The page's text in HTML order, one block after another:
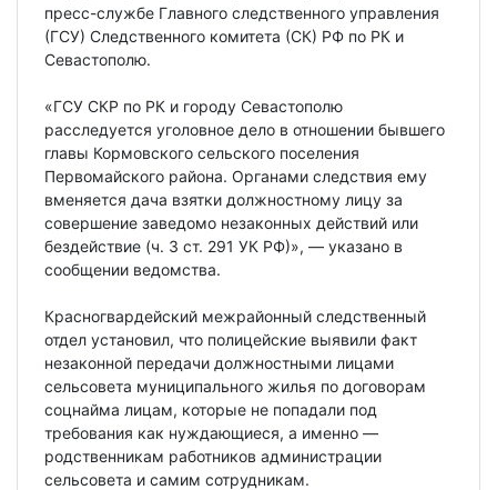
пресс-службе Главного следственного управления
(ГСУ) Следственного комитета (СК) РФ по РК и
Севастополю.
«ГСУ СКР по РК и городу Севастополю
расследуется уголовное дело в отношении бывшего
главы Кормовского сельского поселения
Первомайского района. Органами следствия ему
вменяется дача взятки должностному лицу за
совершение заведомо незаконных действий или
бездействие (ч. 3 ст. 291 УК РФ)», — указано в
сообщении ведомства.
Красногвардейский межрайонный следственный
отдел установил, что полицейские выявили факт
незаконной передачи должностными лицами
сельсовета муниципального жилья по договорам
соцнайма лицам, которые не попадали под
требования как нуждающиеся, а именно —
родственникам работников администрации
сельсовета и самим сотрудникам.